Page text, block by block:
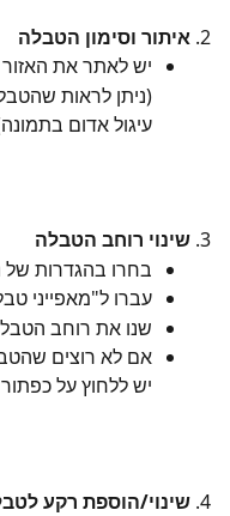
איתור וסימון הטבלה
יש לאתר את
(ניתן לראות
עיגול אדום
שינוי רוחב הטבלה
בחרו בהגדרות
עברו ל"מאפייני
שנו את רוחב הטבלה ל-100% כדי להתאים אותה
אם לא רוצים
יש ללחוץ על
שינוי/הוספת רקע